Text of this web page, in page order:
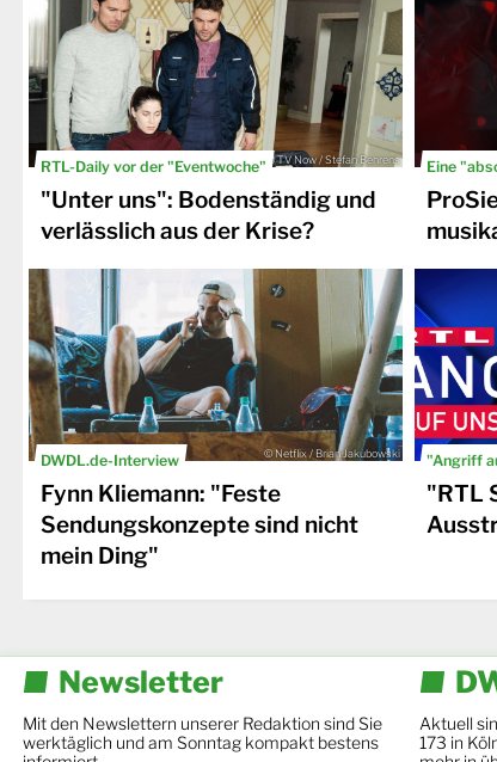
RTL-Daily vor der "Eventwoche" © TV Now / Stefan Behrens
"Unter uns": Bodenständig und
verlässlich aus der Krise?
Eine
DWDL.de-Interview © Netflix / Brian Jakubowski
Fynn Kliemann: "Feste
Sendungskonzepte sind nicht
mein Ding"
"Angriff
"RTL
Newsletter
Mit den Newslettern unserer Redaktion sind Sie
werktäglich und am Sonntag kompakt bestens
Aktuell
173 in